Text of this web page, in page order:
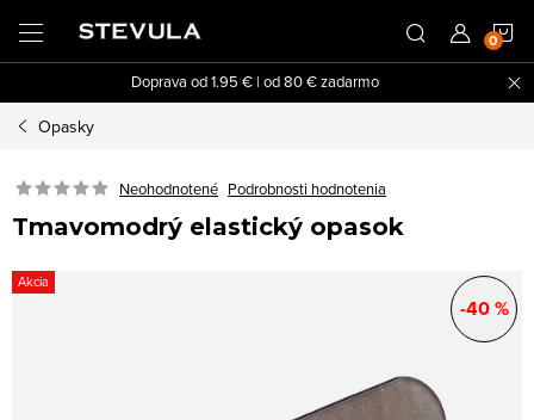
obsah
Doprava od 1.95 € | od 80 € zadarmo
Opasky
Neohodnotené Podrobnosti hodnotenia
Tmavomodrý elastický opasok
Akcia
-40 %